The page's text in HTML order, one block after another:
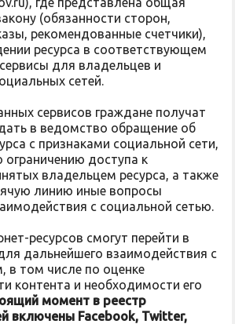
(обязанности сторон,
рекомендованные счетчики),
ресурса в соответствующем
для владельцев и
сетей.
сервисов граждане получат
в ведомство обращение об
с признаками социальной сети,
ограничению доступа к
владельцем ресурса, а также
линию иные вопросы
с социальной сетью.
ресурсов смогут перейти в
дальнейшего взаимодействия с
в том числе по оценке
контента и необходимости его
момент в реестр
включены Facebook, Twitter,